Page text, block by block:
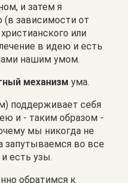
и затем я
зависимости от
или
в идею и есть
нашим умом.
механизм ума.
поддерживает себя
и - таким образом -
мы никогда не
запутываемся во все
есть узы.
обратимся к